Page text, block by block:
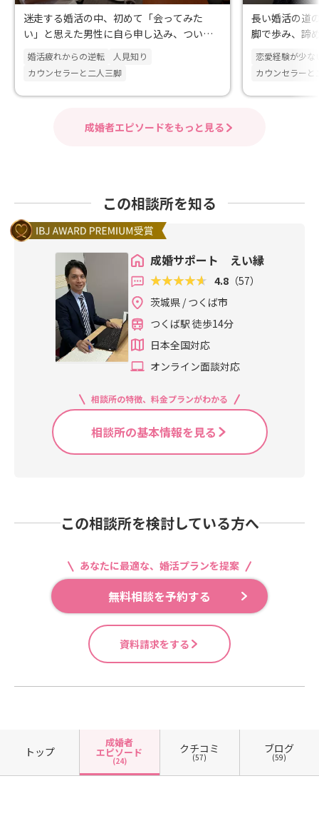
迷走する婚活の中、初めて「会ってみた
い」と思えた男性に自ら申し込み、ついに
出会えた運命のパートナー！
婚活疲れからの逆転
人見知り
カウンセラーと二人三脚
長い婚活の道
脚で歩み、諦
相手と巡り会
恋愛経験が少な
カウンセラーと
成婚者エピソードをもっと見る
この相談所を知る
成婚サポート えい縁
4.8 （57）
茨城県 / つくば市
つくば駅 徒歩14分
日本全国対応
オンライン面談対応
相談所の特徴、料金プランがわかる
相談所の基本情報を見る
この相談所を検討している方へ
あなたに最適な、婚活プランを提案
無料相談を予約する
資料請求をする
トップ
成婚者
エピソード
(24)
クチコミ
(57)
ブログ
(59)